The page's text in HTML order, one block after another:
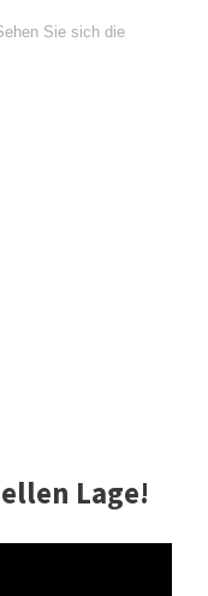
Sie sich die
Lage!